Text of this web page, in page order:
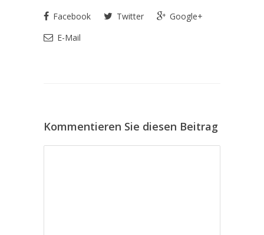
Facebook Twitter
Google+
E-Mail
Kommentieren Sie diesen Beitrag